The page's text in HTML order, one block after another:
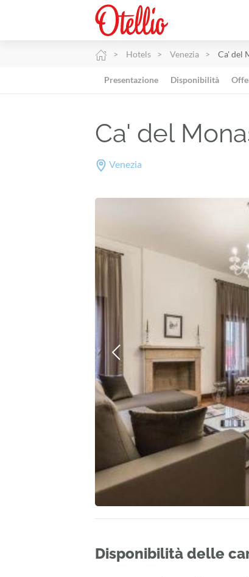
Hotels Venezia Ca' del
Presentazione Disponibilità
Ca' del
Venezia
Disponibilità delle